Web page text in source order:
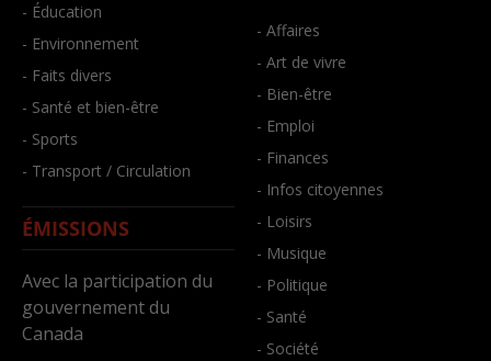
- Éducation
- Environnement
- Faits divers
- Santé et bien-être
- Sports
- Transport / Circulation
ÉMISSIONS
Avec la participation du
gouvernement du
Canada
- Affaires
- Art de vivre
- Bien-être
- Emploi
- Finances
- Infos citoyennes
- Loisirs
- Musique
- Politique
- Santé
- Société